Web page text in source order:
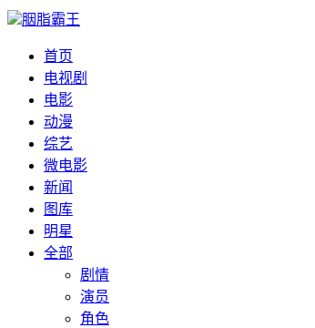
胭脂霸王
首页
电视剧
电影
动漫
综艺
微电影
新闻
图库
明星
全部
剧情
演员
角色